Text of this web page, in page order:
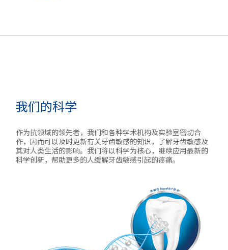
我们的科学
作为抗领域的领先者，我们和各种学术机构及实验室密切合
作，因而可以及时更新有关牙齿敏感的知识，了解牙齿敏感及
其对人类生活的影响。我们将以科学为核心，继续应用最新的
科学创新，帮助更多的人缓解牙齿敏感引起的疼痛。